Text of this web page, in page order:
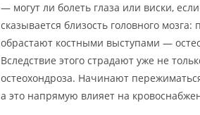
— могут ли болеть глаза или виски,
сказывается близость головного
обрастают костными выступами —
Вследствие этого страдают уже не
остеохондроза. Начинают
а это напрямую влияет на